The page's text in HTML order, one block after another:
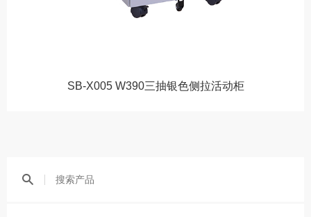
SB-X005 W390三抽银色侧拉活动柜